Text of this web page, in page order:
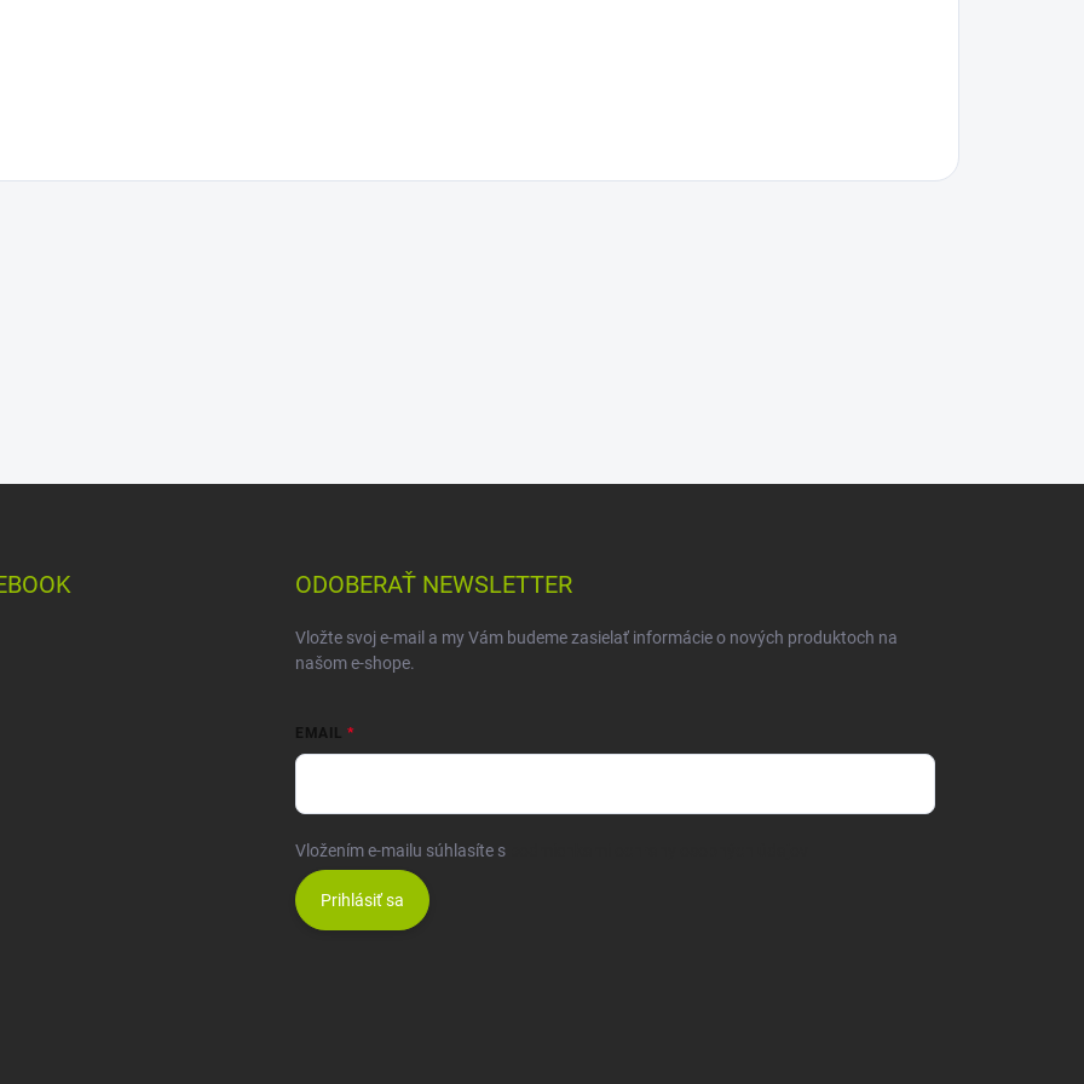
ODOBERAŤ NEWSLETTER
Vložte svoj e-mail a my Vám budeme zasielať informácie o nových produktoch na
našom e-shope.
EMAIL
Vložením e-mailu súhlasíte s
Prihlásiť sa